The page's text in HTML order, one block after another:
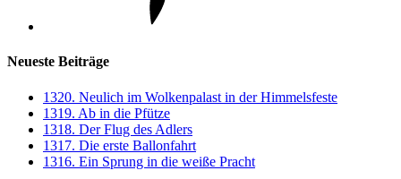
Neueste Beiträge
1320. Neulich im Wolkenpalast in der Himmelsfeste
1319. Ab in die Pfütze
1318. Der Flug des Adlers
1317. Die erste Ballonfahrt
1316. Ein Sprung in die weiße Pracht